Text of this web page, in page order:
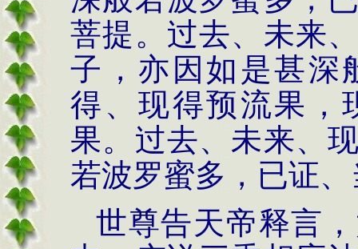
菩提。过去、未来
子，亦因如是甚深
得、现得预流果，
果。过去、未来、
若波罗蜜多，已证
世尊告天帝释言